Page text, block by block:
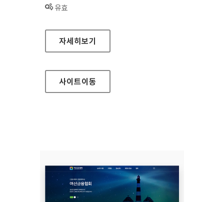
상태 :
유효
여신금융협회 소비자지원센터
자세히보기
사이트이동